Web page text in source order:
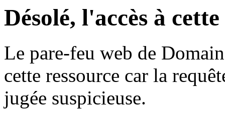
Désolé, l'accès à
Le pare-feu web de
cette ressource car la
jugée suspicieuse.